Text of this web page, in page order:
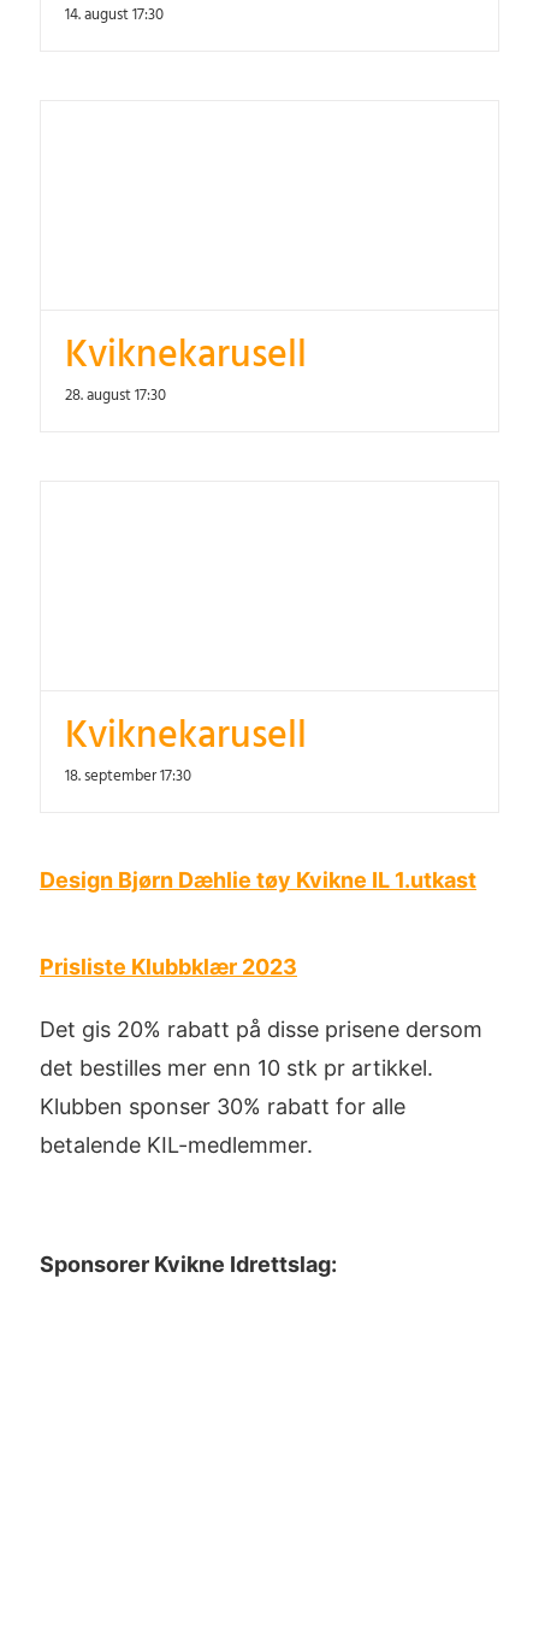
14. august 17:30
Kviknekarusell
28. august 17:30
Kviknekarusell
18. september 17:30
Design Bjørn Dæhlie tøy Kvikne IL 1.utkast
Prisliste Klubbklær 2023
Det gis 20% rabatt på disse prisene dersom
det bestilles mer enn 10 stk pr artikkel.
Klubben sponser 30% rabatt for alle
betalende KIL-medlemmer.
Sponsorer Kvikne Idrettslag: